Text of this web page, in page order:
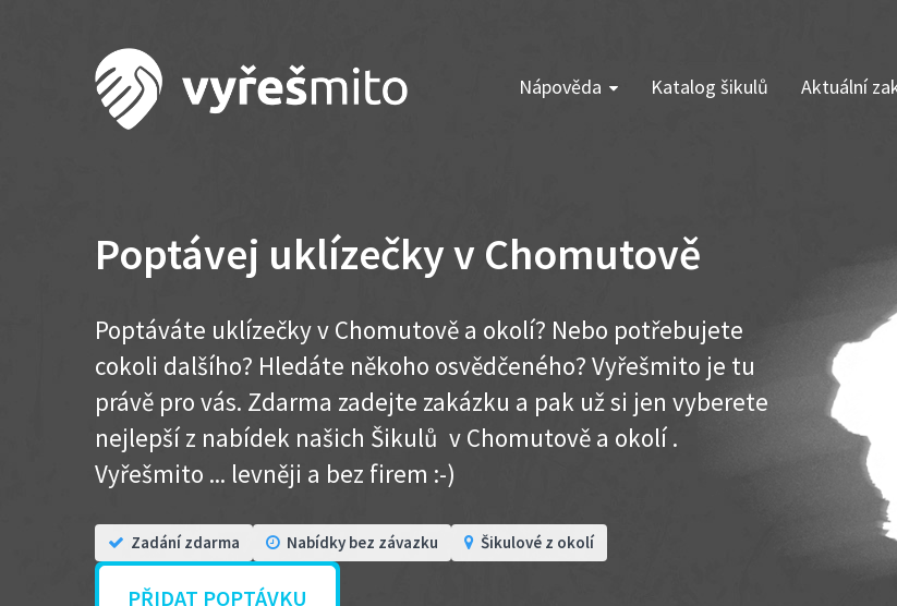
Nápověda Katalog šikulů Aktuální
Poptávej uklízečky v Chomutově
Poptáváte uklízečky v Chomutově a okolí? Nebo potřebujete
cokoli dalšího? Hledáte někoho osvědčeného? Vyřešmito je tu
právě pro vás. Zdarma zadejte zakázku a pak už si jen vyberete
nejlepší z nabídek našich Šikulů v Chomutově a okolí .
Vyřešmito ... levněji a bez firem :-)
Zadání zdarma Nabídky bez závazku Šikulové z okolí
PŘIDAT POPTÁVKU